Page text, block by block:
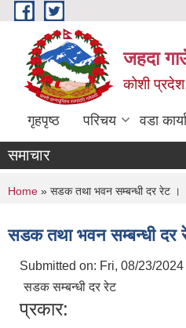
Skip to main content
जहदा
कोशी
गृहपृष्ठ परिचय वडा
समाचार
You are here
Home » सडक तथा भवन सम्बन्धी दर रेट ।
सडक तथा भवन सम्बन्धी दर
Submitted on: Fri, 08/23/2024
सडक सम्बन्धी दर रेट
प्रकार: